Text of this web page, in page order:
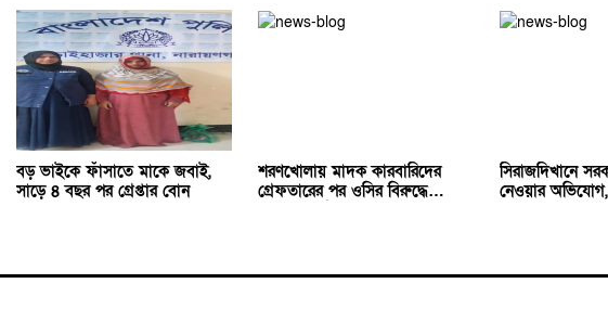
বড় ভাইকে ফাঁসাতে মাকে জবাই,
সাড়ে ৪ বছর পর গ্রেপ্তার বোন
শরণখোলায় মাদক কারবারিদের
গ্রেফতারের পর ওসির বিরুদ্ধে
সিরাজদিখানে
নেওয়ার